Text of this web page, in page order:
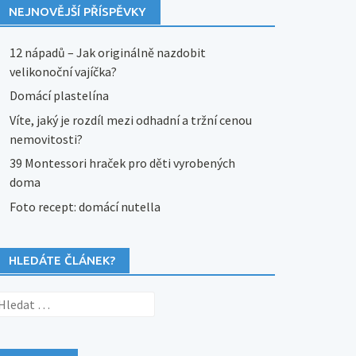
NEJNOVĚJŠÍ PŘÍSPĚVKY
12 nápadů – Jak originálně nazdobit
velikonoční vajíčka?
Domácí plastelína
Víte, jaký je rozdíl mezi odhadní a tržní cenou
nemovitosti?
39 Montessori hraček pro děti vyrobených
doma
Foto recept: domácí nutella
HLEDÁTE ČLÁNEK?